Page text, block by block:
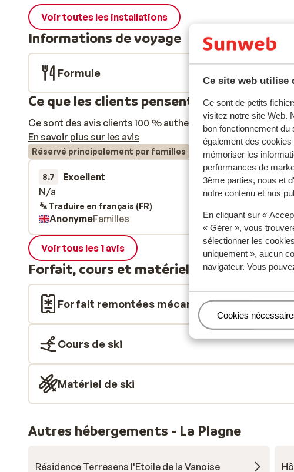
Ce site web utilise
Ce sont de petits
visitez notre site Web.
bon fonctionnement
également des
mémoriser les
performances de
3ème parties, nous et
notre contenu et nos
En cliquant sur «
« Gérer », vous
sélectionner les
uniquement », aucun
navigateur. Vous
Gérer
Cookies
Voir toutes les installations
Informations de voyage
Formule
Ce que les clients pensent
Ce sont des avis clients 100 % authentiques qui reflètent
En savoir plus sur les avis
Réservé principalement par familles
8.7 Excellent
5 janv. 2025
N/a
N/a
Traduire en français (FR)
AnonymeFamilles
Voir tous les 1 avis
Forfait, cours et matériel de ski
Forfait remontées mécaniques
Cours de ski
Matériel de ski
Autres hébergements - La Plagne
Résidence Terresens l'Etoile de la Vanoise